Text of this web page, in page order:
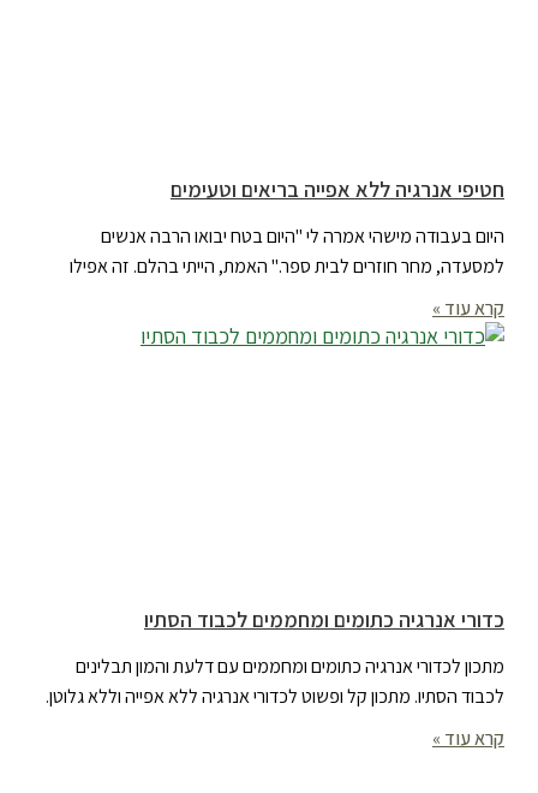
חטיפי אנרגיה ללא אפייה בריאים וטעימים
היום בעבודה מישהי אמרה לי "היום בטח יבואו הרבה אנשים
למסעדה, מחר חוזרים לבית ספר." האמת, הייתי בהלם. זה אפילו
קרא עוד »
כדורי אנרגיה כתומים ומחממים לכבוד הסתיו
מתכון לכדורי אנרגיה כתומים ומחממים עם דלעת והמון תבלינים
לכבוד הסתיו. מתכון קל ופשוט לכדורי אנרגיה ללא אפייה וללא גלוטן.
קרא עוד »